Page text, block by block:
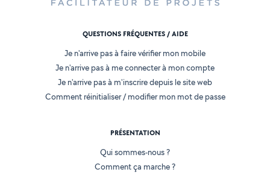
QUESTIONS FRÉQUENTES / AIDE
Je n'arrive pas à faire vérifier mon mobile
Je n'arrive pas à me connecter à mon compte
Je n'arrive pas à m'inscrire depuis le site web
Comment réinitialiser / modifier mon mot de passe
PRÉSENTATION
Qui sommes-nous ?
Comment ça marche ?